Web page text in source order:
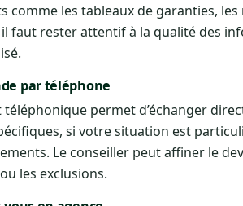
comme les tableaux de garanties,
il faut rester attentif à la qualité des
par téléphone
téléphonique permet d’échanger
si votre situation est
Le conseiller peut affiner le
les exclusions.